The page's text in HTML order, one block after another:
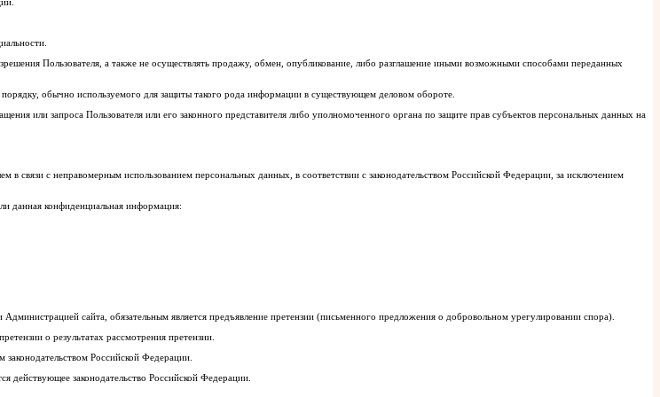
Пользователя, а также не осуществлять продажу, обмен, опубликование, либо разглашение иными возможными способами переданных
обычно используемого для защиты такого рода информации в существующем деловом обороте.
или запроса Пользователя или его законного представителя либо уполномоченного органа по защите прав субъектов персональных данных на
в связи с неправомерным использованием персональных данных, в соответствии с законодательством Российской Федерации, за исключением
данная конфиденциальная информация:
сайта, обязательным является предъявление претензии (письменного предложения о добровольном урегулировании спора).
о результатах рассмотрения претензии.
Российской Федерации.
законодательство Российской Федерации.